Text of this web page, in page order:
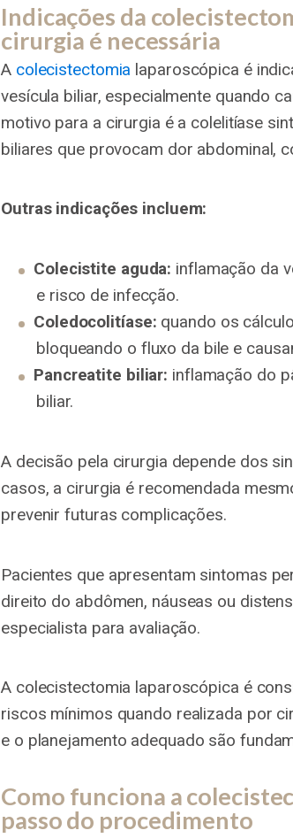
Indicações da
cirurgia é necessária
A colecistectomia laparoscópica é
vesícula biliar, especialmente quando
motivo para a cirurgia é a colelitíase
biliares que provocam dor abdominal,
Outras indicações incluem:
Colecistite aguda: inflamação da
e risco de infecção.
Coledocolitíase: quando os
bloqueando o fluxo da bile e
Pancreatite biliar: inflamação do
biliar.
A decisão pela cirurgia depende dos
casos, a cirurgia é recomendada
prevenir futuras complicações.
Pacientes que apresentam sintomas
direito do abdômen, náuseas ou
especialista para avaliação.
A colecistectomia laparoscópica é
riscos mínimos quando realizada por
e o planejamento adequado são
Como funciona a
passo do procedimento